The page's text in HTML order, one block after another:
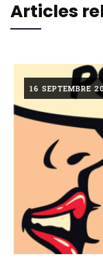
Articles
16 SEPTEMBRE